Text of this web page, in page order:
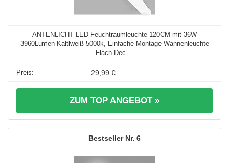
ANTENLICHT LED Feuchtraumleuchte 120CM mit 36W
3960Lumen Kaltlweiß 5000k, Einfache Montage Wannenleuchte
Flach Dec ...
29,99 €
ZUM TOP ANGEBOT »
6